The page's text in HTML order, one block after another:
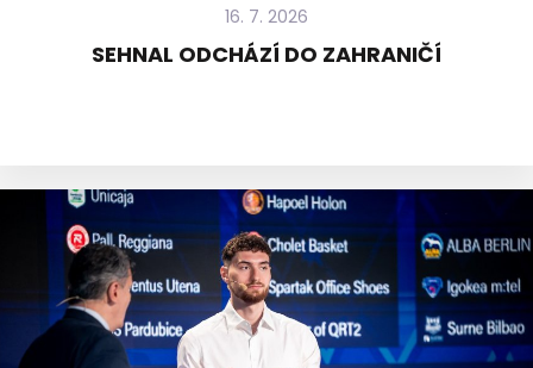
16. 7. 2026
SEHNAL ODCHÁZÍ DO ZAHRANIČÍ